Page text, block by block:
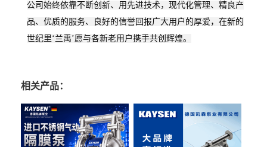
公司始终依靠不断创新、用先进技术，现代化管理、精良产
品、优质的服务、良好的信誉回报广大用户的厚爱，在新的
世纪里‘兰禹’愿与各新老用户携手共创辉煌。
相关产品：